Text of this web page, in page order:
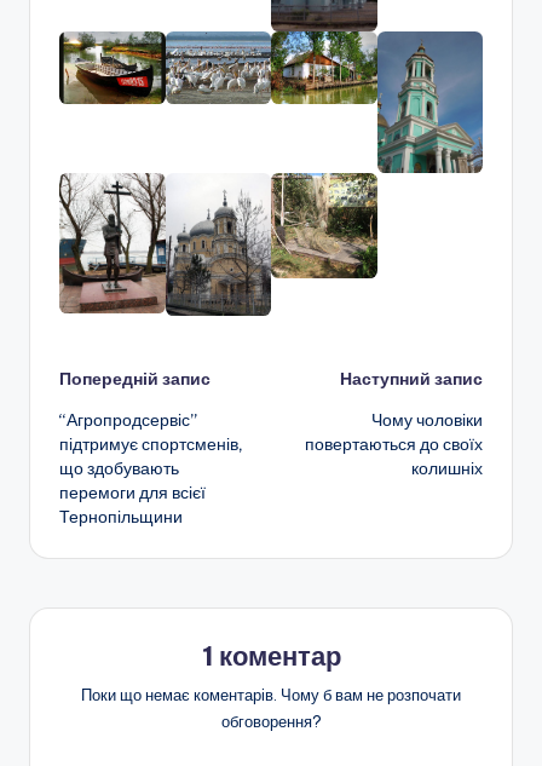
Навігація
по
запису
Попередній запис
“Агропродсервіс”
підтримує спортсменів,
що здобувають
перемоги для всієї
Тернопільщини
Наступний запис
Чому чоловіки
повертаються до своїх
колишніх
1 коментар
Поки що немає коментарів. Чому б вам не розпочати
обговорення?